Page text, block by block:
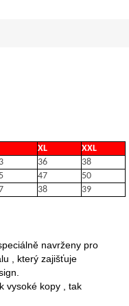
XL
XXL
36
38
47
50
38 39
navrženy pro
, který zajišťuje
vysoké kopy , tak